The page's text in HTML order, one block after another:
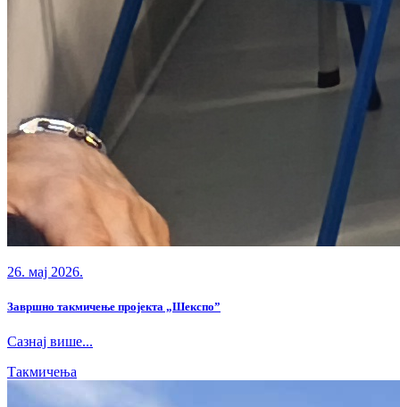
26. мај 2026.
Завршно такмичење пројекта „Шекспо”
Сазнај више...
Такмичења